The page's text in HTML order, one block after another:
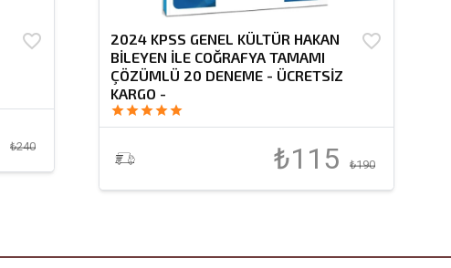
favorite_border
₺240
2024 KPSS GENEL KÜLTÜR HAKAN
BİLEYEN İLE COĞRAFYA TAMAMI
ÇÖZÜMLÜ 20 DENEME - ÜCRETSİZ
KARGO -
favorite_border
starstarstarstarstar
₺115 ₺190